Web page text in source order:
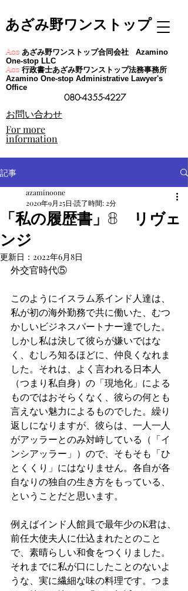
あざみ野ワンストップ
Aos あざみ野ワンストップ合同会社 Azamino
One-stop LLC
Aos 行政書士あざみ野ワンストップ法務事務所
Azamino One-stop Administrative Lawyer's
Office
080-4355-4227
​お問い合わせ
For more
information
記事
「私の履歴書」8 リヴェ
ンジ
azaminoone
2020年9月25日 読了時間: 2分
更新日： 2022年6月8日
外交官時代⑤
このようにイスラム系インド人達は、
私が初の海外勤務で共に働いた、むつ
かしいビジネスパートナー達でした。
しかし私は決して彼らが嫌いではな
く、むしろ知るほどに、仲良くなれま
した。それは、よく言われる日本人
（つまり私自身）の「現地化」による
ものではおそらくなく、彼らの何とも
言えない魅力によるものでした。繰り
返しになりますが、彼らは、一人一人
がアッラーとのみ対峙している（「イ
ンシアッラー」）ので、そもそも「ひ
とくくり」にはなりません。各自が各
自なりの独自の生き方をもっている、
ということだと思います。
例えばインド人館員で最年少のK君は、
前任大使夫人に仕込まれたとのこと
で、素晴らしい和食をつくりました。
それまでに私が口にしたことのないよ
うな、実に繊細な味の料理です。つま